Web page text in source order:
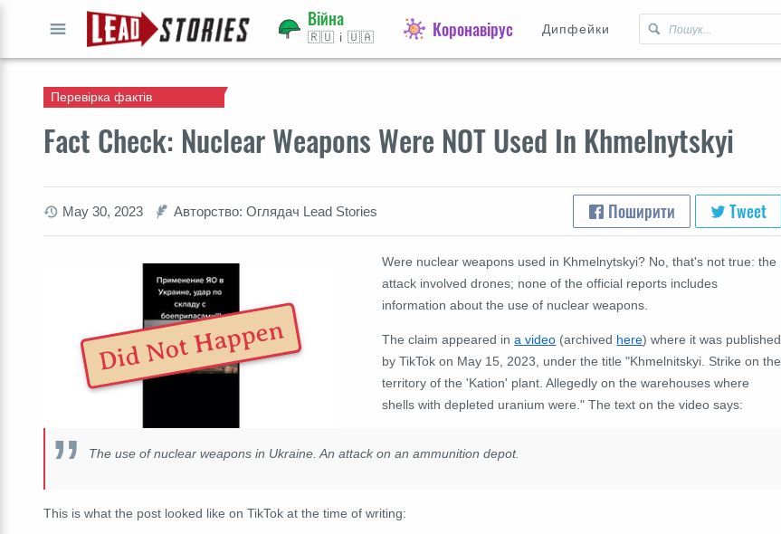
Війна
🇷🇺 і 🇺🇦 Коронавірус Дипфейки
Fact Check: Nuclear Weapons Were NOT Used In Khmelnytskyi
Перевірка фактів
May 30, 2023 Авторство: Оглядач Lead Stories Поширити Tweet
Did Not Happen
Were nuclear weapons used in Khmelnytskyi? No, that's not true: the
attack involved drones; none of the official reports includes
information about the use of nuclear weapons.
The claim appeared ina video (archived here) where it was published
by TikTok on May 15, 2023, under the title "Khmelnitskyi. Strike on the
territory of the 'Kation' plant. Allegedly on the warehouses where
shells with depleted uranium were." The text on the video says:
The use of nuclear weapons in Ukraine. An attack on an ammunition depot.
This is what the post looked like on TikTok at the time of writing: